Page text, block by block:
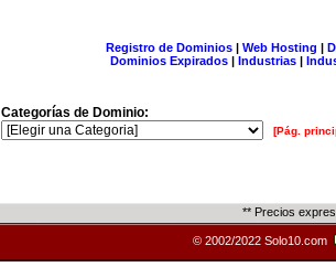
Registro de Dominios| Web Hosting |
Dominios Expirados | Industrias |
Categorías de Dominio:
[Pág.
** Precios
© 2002/2022 Solo10.com